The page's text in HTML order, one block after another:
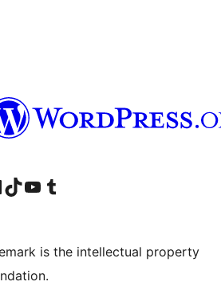
account
LinkedIn account
Visit our TikTok account
Visit our YouTube channel
Visit our Tumblr account
is the intellectual property